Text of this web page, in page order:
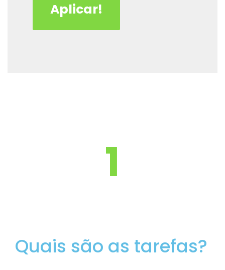
Aplicar!
1
Quais são as tarefas?